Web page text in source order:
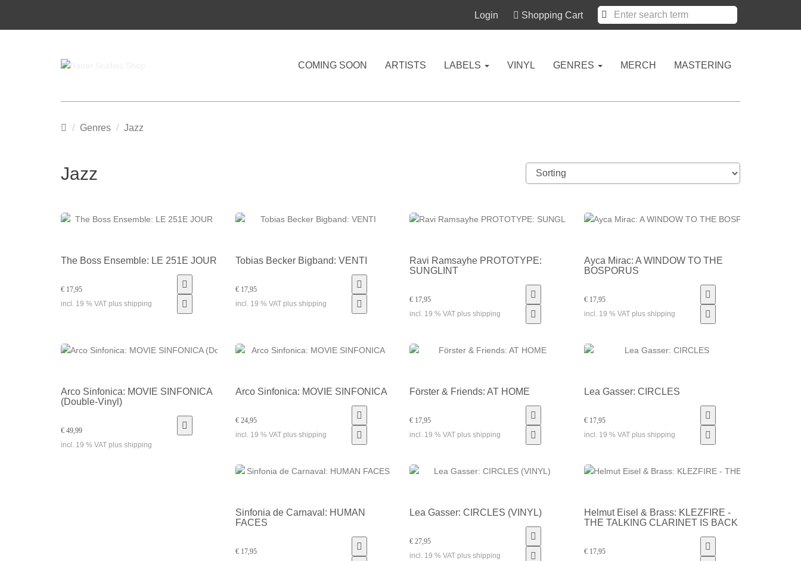
Login Shopping Cart
COMING SOON ARTISTS LABELS VINYL GENRES MERCH MASTERING
MainGenres Jazz
Jazz
The Boss Ensemble: LE 251E JOUR
€ 17,95
incl. 19 % VAT plus shipping
Tobias Becker Bigband: VENTI
€ 17,95
incl. 19 % VAT plus shipping
Ravi Ramsayhe PROTOTYPE:
SUNGLINT
€ 17,95
incl. 19 % VAT plus shipping
Ayca Mirac: A WINDOW TO THE
BOSPORUS
€ 17,95
incl. 19 % VAT plus shipping
Arco Sinfonica: MOVIE SINFONICA
(Double-Vinyl)
€ 49,99
incl. 19 % VAT plus shipping
Arco Sinfonica: MOVIE SINFONICA
€ 24,95
incl. 19 % VAT plus shipping
Förster & Friends: AT HOME
€ 17,95
incl. 19 % VAT plus shipping
Lea Gasser: CIRCLES
€ 17,95
incl. 19 % VAT plus shipping
Sinfonia de Carnaval: HUMAN
FACES
€ 17,95
Lea Gasser: CIRCLES (VINYL)
€ 27,95
incl. 19 % VAT plus shipping
Helmut Eisel & Brass: KLEZFIRE -
THE TALKING CLARINET IS BACK
€ 17,95